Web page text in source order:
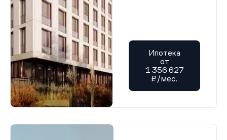
Ипотека
от
1 356 627
₽/мес.